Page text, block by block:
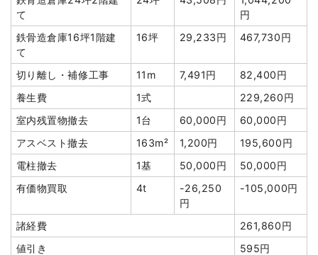
値引き
0円
小計
1,474,000円
消費税
合計金額
1,621,400円
円
植木・植栽撤去
2台
60,000
円
120,000円
土間コンクリート撤去 1式
50,000円
諸経費
174,800円
値引き
0円
小計
1,912,800
円
消費税
191,280円
合計金額
2,104,080
て
円
鉄骨造倉庫16坪1階建
て
16坪 29,233円 467,730円
切り離し・補修工事 11m 7,491円
82,400円
養生費
1式
229,260円
室内残置物撤去
1台 60,000円
60,000円
アスベスト撤去
163m² 1,200円
195,600円
電柱撤去
1基 50,000円
50,000円
有価物買取
4t
-26,250
円
-105,000円
諸経費
261,860円
値引き
595円